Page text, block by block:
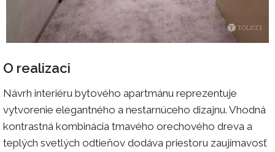
O realizaci
Návrh interiéru bytového apartmánu reprezentuje
vytvorenie elegantného a nestarnúceho dizajnu. Vhodná
kontrastná kombinácia tmavého orechového dreva a
teplých svetlých odtieňov dodáva priestoru zaujímavosť